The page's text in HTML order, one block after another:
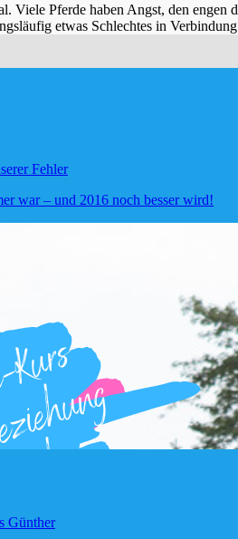
Viele Pferde haben Angst, den
etwas Schlechtes in
Fehler
war – und 2016 noch besser wird!
Günther